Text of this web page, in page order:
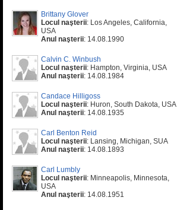
Brittany Glover
Locul naşterii: Los Angeles, California,
USA
Anul naşterii: 14.08.1990
Calvin C. Winbush
Locul naşterii: Hampton, Virginia, USA
Anul naşterii: 14.08.1984
Candace Hilligoss
Locul naşterii: Huron, South Dakota, USA
Anul naşterii: 14.08.1935
Carl Benton Reid
Locul naşterii: Lansing, Michigan, SUA
Anul naşterii: 14.08.1893
Carl Lumbly
Locul naşterii: Minneapolis, Minnesota,
USA
Anul naşterii: 14.08.1951